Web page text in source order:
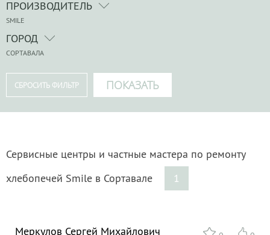
ПРОИЗВОДИТЕЛЬ
SMILE
ГОРОД
СОРТАВАЛА
Сервисные центры и частные мастера по ремонту
хлебопечей Smile в Сортавале
1
Меркулов Сергей Михайлович